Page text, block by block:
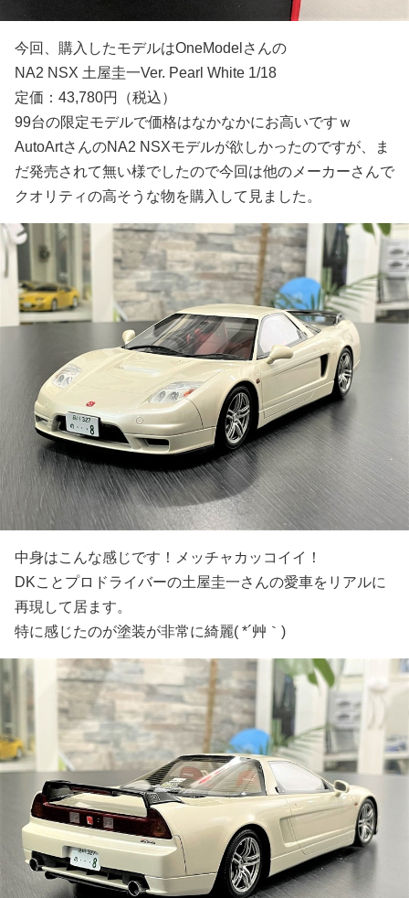
今回、購入したモデルはOneModelさんの
NA2 NSX 土屋圭一Ver. Pearl White 1/18
定価：43,780円（税込）
99台の限定モデルで価格はなかなかにお高いですｗ
AutoArtさんのNA2 NSXモデルが欲しかったのですが、ま
だ発売されて無い様でしたので今回は他のメーカーさんで
クオリティの高そうな物を購入して見ました。
中身はこんな感じです！メッチャカッコイイ！
DKことプロドライバーの土屋圭一さんの愛車をリアルに
再現して居ます。
特に感じたのが塗装が非常に綺麗( *´艸｀)